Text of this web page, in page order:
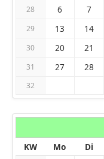
28 6 7
29 13 14
30 20 21
31 27 28
32
KW
Mo Di